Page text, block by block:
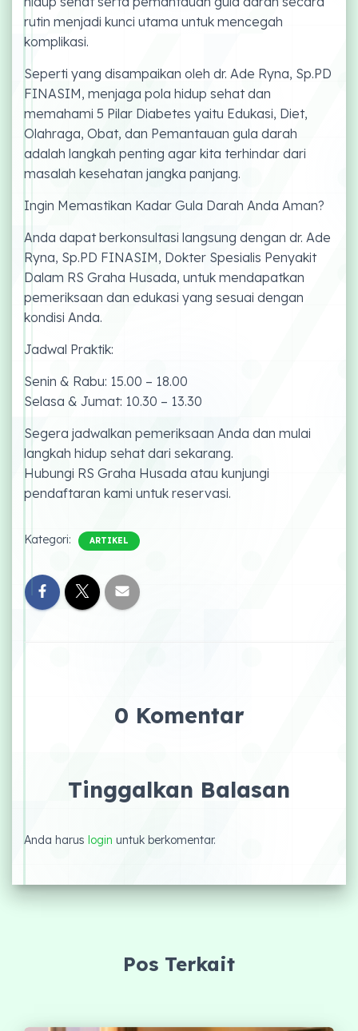
rutin menjadi kunci utama untuk mencegah
komplikasi.
Seperti yang disampaikan oleh dr. Ade Ryna, Sp.PD
FINASIM, menjaga pola hidup sehat dan
memahami 5 Pilar Diabetes yaitu Edukasi, Diet,
Olahraga, Obat, dan Pemantauan gula darah
adalah langkah penting agar kita terhindar dari
masalah kesehatan jangka panjang.
Ingin Memastikan Kadar Gula Darah Anda Aman?
Anda dapat berkonsultasi langsung dengan dr. Ade
Ryna, Sp.PD FINASIM, Dokter Spesialis Penyakit
Dalam RS Graha Husada, untuk mendapatkan
pemeriksaan dan edukasi yang sesuai dengan
kondisi Anda.
Jadwal Praktik:
Senin & Rabu: 15.00 – 18.00
Selasa & Jumat: 10.30 – 13.30
Segera jadwalkan pemeriksaan Anda dan mulai
langkah hidup sehat dari sekarang.
Hubungi RS Graha Husada atau kunjungi
pendaftaran kami untuk reservasi.
Kategori: ARTIKEL
0 Komentar
Tinggalkan Balasan
Anda harus login untuk berkomentar.
Pos Terkait